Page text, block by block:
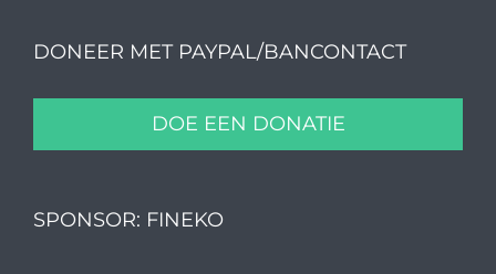
DONEER MET PAYPAL/BANCONTACT
DOE EEN DONATIE
SPONSOR: FINEKO